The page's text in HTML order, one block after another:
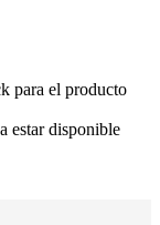
para el producto
estar disponible